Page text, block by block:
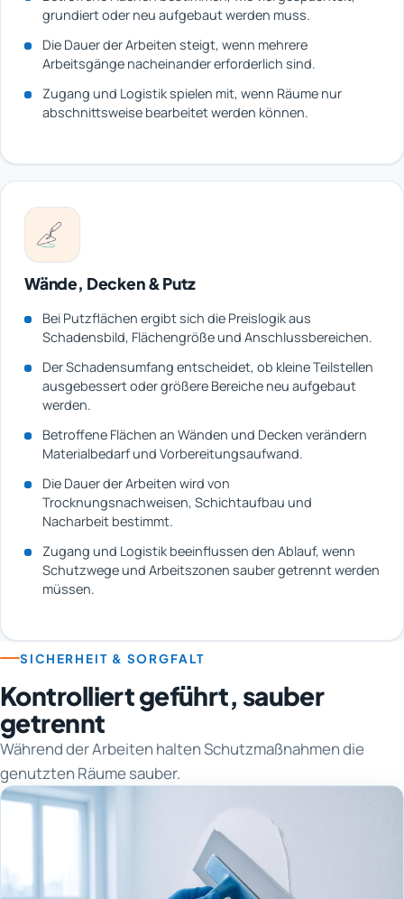
grundiert oder neu aufgebaut werden muss.
Die Dauer der Arbeiten steigt, wenn mehrere
Arbeitsgänge nacheinander erforderlich sind.
Zugang und Logistik spielen mit, wenn Räume nur
abschnittsweise bearbeitet werden können.
Wände, Decken & Putz
Bei Putzflächen ergibt sich die Preislogik aus
Schadensbild, Flächengröße und Anschlussbereichen.
Der Schadensumfang entscheidet, ob kleine Teilstellen
ausgebessert oder größere Bereiche neu aufgebaut
werden.
Betroffene Flächen an Wänden und Decken verändern
Materialbedarf und Vorbereitungsaufwand.
Die Dauer der Arbeiten wird von
Trocknungsnachweisen, Schichtaufbau und
Nacharbeit bestimmt.
Zugang und Logistik beeinflussen den Ablauf, wenn
Schutzwege und Arbeitszonen sauber getrennt werden
müssen.
SICHERHEIT & SORGFALT
Kontrolliert geführt, sauber
getrennt
Während der Arbeiten halten Schutzmaßnahmen die
genutzten Räume sauber.